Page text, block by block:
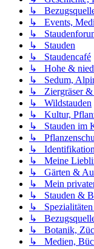
↳
↳ Events,
↳
↳ Stauden
↳ Staudencafé
↳ Hohe &
↳ Sedum,
↳ Ziergräser &
↳ Wildstauden
↳ Kultur,
↳ Stauden im
↳
↳ Identifikation
↳ Meine
↳ Gärten &
↳ Mein privater
↳ Stauden &
↳ Spezialitäten
↳
↳ Botanik,
↳ Medien,